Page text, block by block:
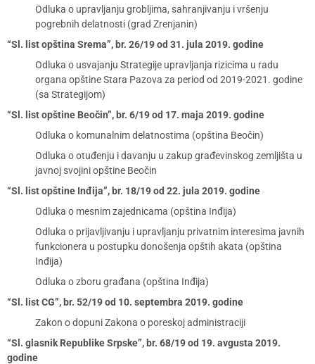
Odluka o upravljanju grobljima, sahranjivanju i vršenju
pogrebnih delatnosti (grad Zrenjanin)
“Sl. list opština Srema”, br. 26/19 od 31. jula 2019. godine
Odluka o usvajanju Strategije upravljanja rizicima u radu
organa opštine Stara Pazova za period od 2019-2021. godine
(sa Strategijom)
“Sl. list opštine Beočin”, br. 6/19 od 17. maja 2019. godine
Odluka o komunalnim delatnostima (opština Beočin)
Odluka o otuđenju i davanju u zakup građevinskog zemljišta u
javnoj svojini opštine Beočin
“Sl. list opštine Inđija”, br. 18/19 od 22. jula 2019. godine
Odluka o mesnim zajednicama (opština Inđija)
Odluka o prijavljivanju i upravljanju privatnim interesima javnih
funkcionera u postupku donošenja opštih akata (opština
Inđija)
Odluka o zboru građana (opština Inđija)
“Sl. list CG”, br. 52/19 od 10. septembra 2019. godine
Zakon o dopuni Zakona o poreskoj administraciji
“Sl. glasnik Republike Srpske”, br. 68/19 od 19. avgusta 2019.
godine